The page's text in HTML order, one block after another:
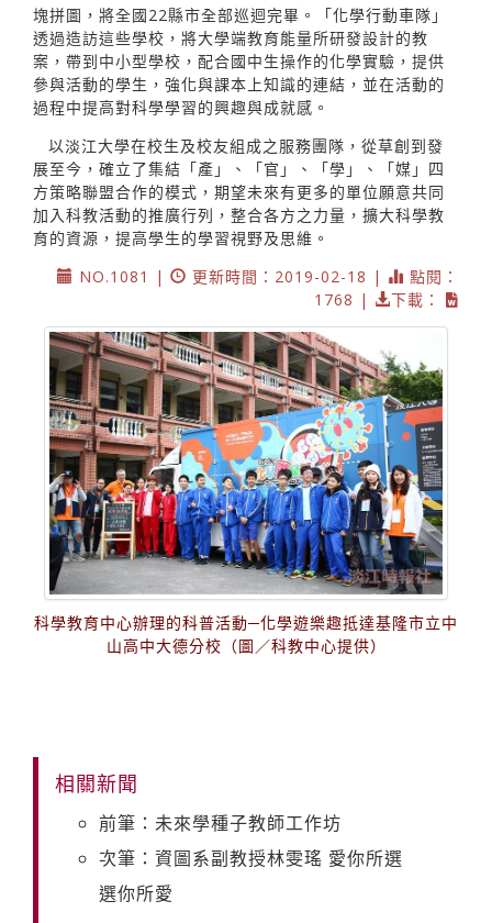
塊拼圖，將全國22縣市全部巡迴完畢。「化學行動車隊」
透過造訪這些學校，將大學端教育能量所研發設計的教
案，帶到中小型學校，配合國中生操作的化學實驗，提供
參與活動的學生，強化與課本上知識的連結，並在活動的
過程中提高對科學學習的興趣與成就感。
以淡江大學在校生及校友組成之服務團隊，從草創到發
展至今，確立了集結「產」、「官」、「學」、「媒」四
方策略聯盟合作的模式，期望未來有更多的單位願意共同
加入科教活動的推廣行列，整合各方之力量，擴大科學教
育的資源，提高學生的學習視野及思維。
NO.1081 |
更新時間：2019-02-18 |
點閱：
1768 |
下載：
科學教育中心辦理的科普活動─化學遊樂趣抵達基隆市立中
山高中大德分校（圖／科教中心提供）
相關新聞
前筆：未來學種子教師工作坊
次筆：資圖系副教授林雯瑤 愛你所選
選你所愛